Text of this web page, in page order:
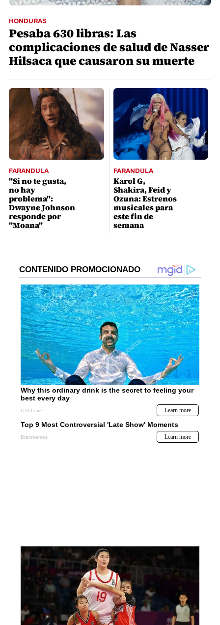
HONDURAS
Pesaba 630 libras: Las
complicaciones de salud de Nasser
Hilsaca que causaron su muerte
FARANDULA
"Si no te gusta,
no hay
problema":
Dwayne Johnson
responde por
"Moana"
FARANDULA
Karol G,
Shakira, Feid y
Ozuna: Estrenos
musicales para
este fin de
semana